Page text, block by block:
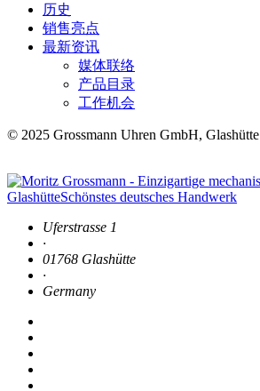
历史
销售亮点
最新资讯
媒体联络
产品目录
工作机会
© 2025 Grossmann Uhren GmbH, Glashütte
Uferstrasse 1
·
01768 Glashütte
·
Germany